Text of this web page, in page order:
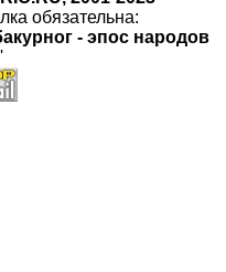
обязательна:
- эпос народов
'